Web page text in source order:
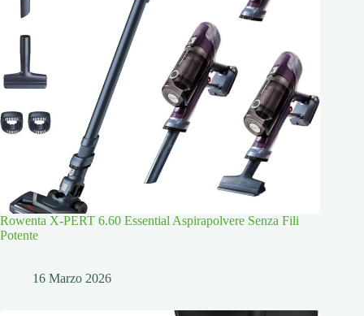
Rowenta X-PERT 6.60 Essential Aspirapolvere Senza Fili
Potente
16 Marzo 2026